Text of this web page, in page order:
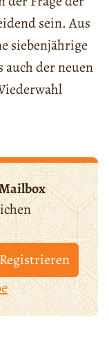
sein. Aus
siebenjährige
auch der neuen
Registrieren